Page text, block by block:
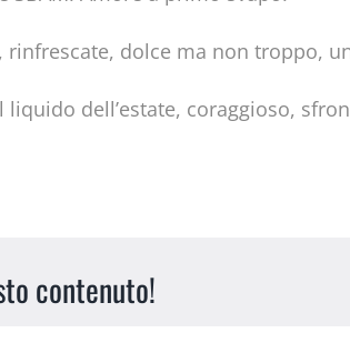
rinfrescate, dolce ma non troppo,
liquido dell’estate, coraggioso,
contenuto!